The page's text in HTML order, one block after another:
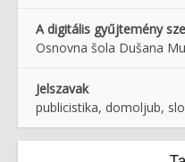
A digitális gyűjtemény
Osnovna šola Dušana
Jelszavak
publicistika, domoljub,